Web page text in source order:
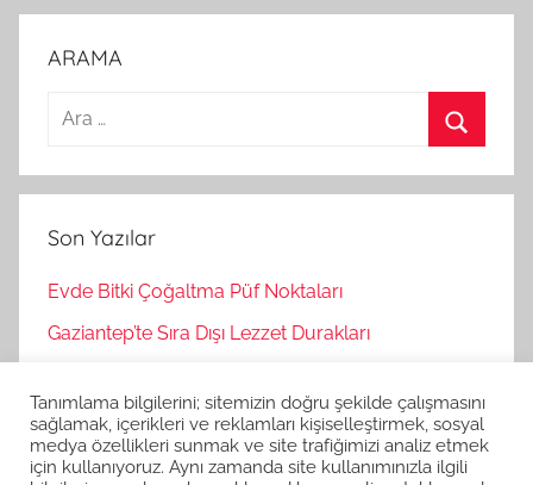
ARAMA
a
a
r
Son Yazılar
Evde Bitki Çoğaltma Püf Noktaları
Gaziantep’te Sıra Dışı Lezzet Durakları
Korku Oyunları İle Stres Atma
Strateji Oyunlarının Zihinsel Faydaları
Tanımlama bilgilerini; sitemizin doğru şekilde çalışmasını
sağlamak, içerikleri ve reklamları kişiselleştirmek, sosyal
medya özellikleri sunmak ve site trafiğimizi analiz etmek
için kullanıyoruz. Aynı zamanda site kullanımınızla ilgili